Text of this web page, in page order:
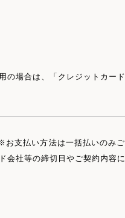
の場合は、「クレジットカード
支払い方法は一括払いのみご
会社等の締切日やご契約内容に